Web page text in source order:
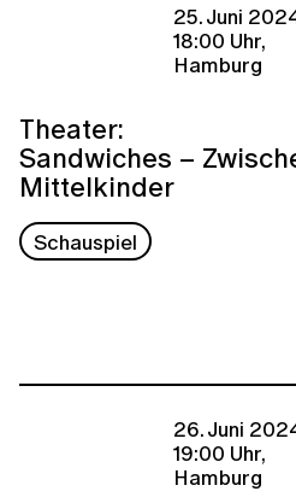
25. Juni
18:00 Uhr,
Hamburg
Theater:
Sandwiches –
Mittelkinder
Schauspiel
26. Juni
19:00 Uhr,
Hamburg